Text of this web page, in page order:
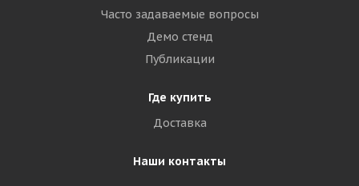
Часто задаваемые вопросы
Демо стенд
Публикации
Где купить
Доставка
Наши контакты